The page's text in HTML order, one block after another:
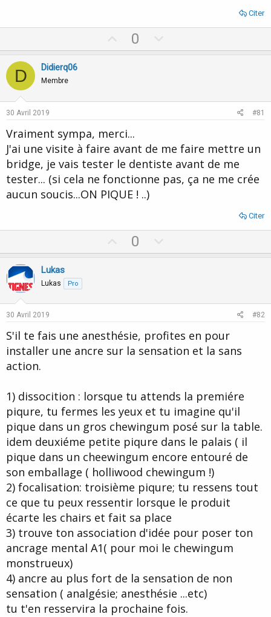
Citer
p
0
o
D Didierq06
Membre
30 Avril 2019 #81
Vraiment sympa, merci...
J'ai une visite à faire avant de me faire mettre un
bridge, je vais tester le dentiste avant de me
tester... (si cela ne fonctionne pas, ça ne me crée
aucun soucis...ON PIQUE ! ..)
Citer
p
t
0
o
v
t
e
Lukas
Lukas Pro
30 Avril 2019 #82
S'il te fais une anesthésie, profites en pour
installer une ancre sur la sensation et la sans
action.
1) dissocition : lorsque tu attends la premiére
piqure, tu fermes les yeux et tu imagine qu'il
pique dans un gros chewingum posé sur la table.
idem deuxiéme petite piqure dans le palais ( il
pique dans un cheewingum encore entouré de
son emballage ( holliwood chewingum !)
2) focalisation: troisième piqure; tu ressens tout
ce que tu peux ressentir lorsque le produit
écarte les chairs et fait sa place
3) trouve ton association d'idée pour poser ton
ancrage mental A1( pour moi le chewingum
monstrueux)
4) ancre au plus fort de la sensation de non
sensation ( analgésie; anesthésie ...etc)
tu t'en resservira la prochaine fois.